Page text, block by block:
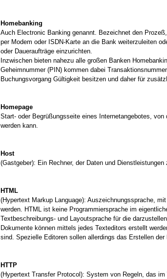
Homebanking
Auch Electronic Banking genannt. Bezeichnet den
per Modem oder ISDN-Karte an die Bank weiterzuleiten
oder Daueraufträge einzurichten.
Inzwischen bieten nahezu alle großen Banken
Geheimnummer (PIN) kommen dabei
Buchungsvorgang Gültigkeit besitzen und daher für
Homepage
Start- oder Begrüßungsseite eines Internetangebotes,
werden kann.
Host
(Gastgeber): Ein Rechner, der Daten und Dienstleistungen
HTML
(Hypertext Markup Language): Auszeichnungssprache,
werden. HTML ist keine Programmiersprache im
Textbeschreibungs- und Layoutsprache für die
Dokumente können mittels jedes Texteditors erstellt
sind. Spezielle Editoren sollen allerdings das Erstellen der
HTTP
(Hypertext Transfer Protocol): System von Regeln, das